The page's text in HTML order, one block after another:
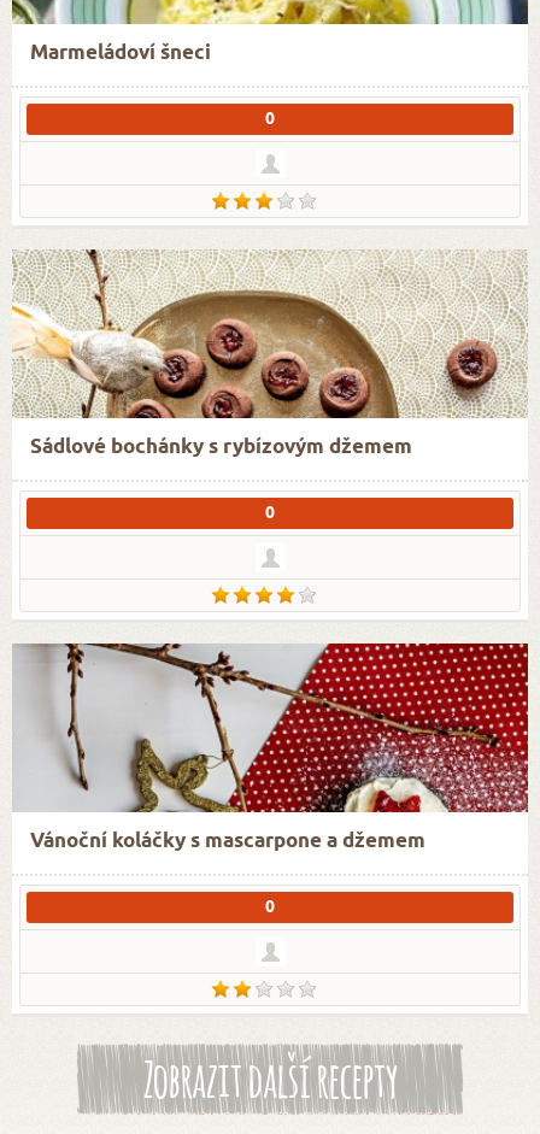
Marmeládoví šneci
0
Sádlové bochánky s rybízovým džemem
0
Vánoční koláčky s mascarpone a džemem
0
Zobrazit další recepty